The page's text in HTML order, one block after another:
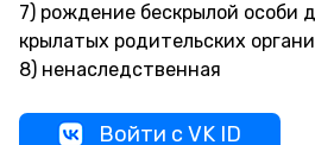
7) рождение бескрылой особи
крылатых родительских
8) ненаследственная
Войти с VK ID